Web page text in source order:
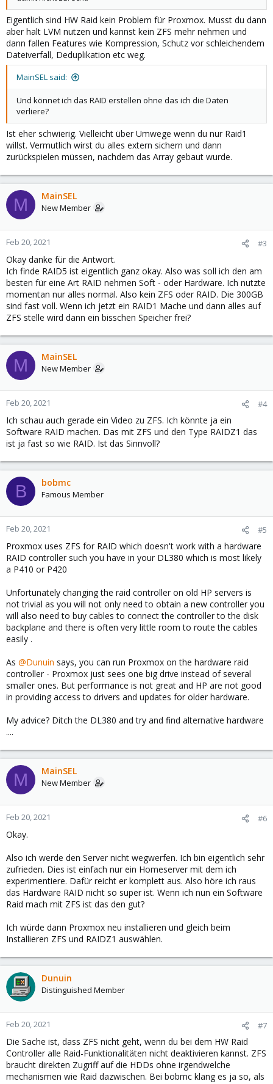
Eigentlich sind HW Raid kein Problem für Proxmox. Musst du dann
aber halt LVM nutzen und kannst kein ZFS mehr nehmen und
dann fallen Features wie Kompression, Schutz vor schleichendem
Dateiverfall, Deduplikation etc weg.
MainSEL said:
Und könnet ich das RAID erstellen ohne das ich die Daten
verliere?
Ist eher schwierig. Vielleicht über Umwege wenn du nur Raid1
willst. Vermutlich wirst du alles extern sichern und dann
zurückspielen müssen, nachdem das Array gebaut wurde.
M MainSEL
New Member
Feb 20, 2021 #3
Okay danke für die Antwort.
Ich finde RAID5 ist eigentlich ganz okay. Also was soll ich den am
besten für eine Art RAID nehmen Soft - oder Hardware. Ich nutzte
momentan nur alles normal. Also kein ZFS oder RAID. Die 300GB
sind fast voll. Wenn ich jetzt ein RAID1 Mache und dann alles auf
ZFS stelle wird dann ein bisschen Speicher frei?
M MainSEL
New Member
Feb 20, 2021 #4
Ich schau auch gerade ein Video zu ZFS. Ich könnte ja ein
Software RAID machen. Das mit ZFS und den Type RAIDZ1 das
ist ja fast so wie RAID. Ist das Sinnvoll?
B bobmc
Famous Member
Feb 20, 2021 #5
Proxmox uses ZFS for RAID which doesn't work with a hardware
RAID controller such you have in your DL380 which is most likely
a P410 or P420
Unfortunately changing the raid controller on old HP servers is
not trivial as you will not only need to obtain a new controller you
will also need to buy cables to connect the controller to the disk
backplane and there is often very little room to route the cables
easily .
As @Dunuin says, you can run Proxmox on the hardware raid
controller - Proxmox just sees one big drive instead of several
smaller ones. But performance is not great and HP are not good
in providing access to drivers and updates for older hardware.
My advice? Ditch the DL380 and try and find alternative hardware
....
M MainSEL
New Member
Feb 20, 2021 #6
Okay.
Also ich werde den Server nicht wegwerfen. Ich bin eigentlich sehr
zufrieden. Dies ist einfach nur ein Homeserver mit dem ich
experimentiere. Dafür reicht er komplett aus. Also höre ich raus
das Hardware RAID nicht so super ist. Wenn ich nun ein Software
Raid mach mit ZFS ist das den gut?
Ich würde dann Proxmox neu installieren und gleich beim
Installieren ZFS und RAIDZ1 auswählen.
Dunuin
Distinguished Member
Feb 20, 2021 #7
Die Sache ist, dass ZFS nicht geht, wenn du bei dem HW Raid
Controller alle Raid-Funktionalitäten nicht deaktivieren kannst. ZFS
braucht direkten Zugriff auf die HDDs ohne irgendwelche
mechanismen wie Raid dazwischen. Bei bobmc klang es ja so, als